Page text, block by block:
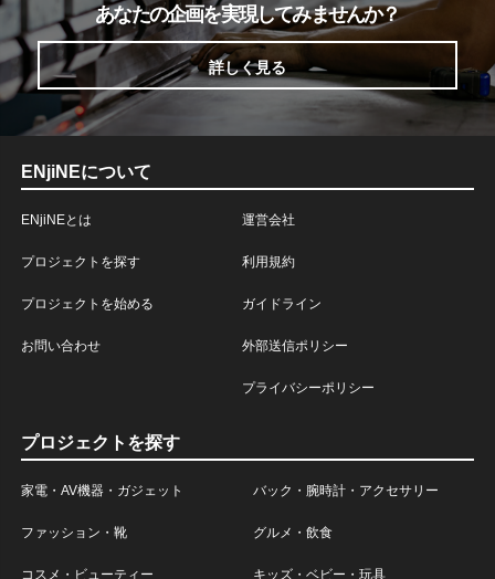
あなたの企画を実現してみませんか？
詳しく見る
ENjiNEについて
ENjiNEとは
プロジェクトを探す
プロジェクトを始める
お問い合わせ
運営会社
利用規約
ガイドライン
外部送信ポリシー
プライバシーポリシー
プロジェクトを探す
家電・AV機器・ガジェット バック・腕時計・アクセサリー
ファッション・靴 グルメ・飲食
コスメ・ビューティー キッズ・ベビー・玩具